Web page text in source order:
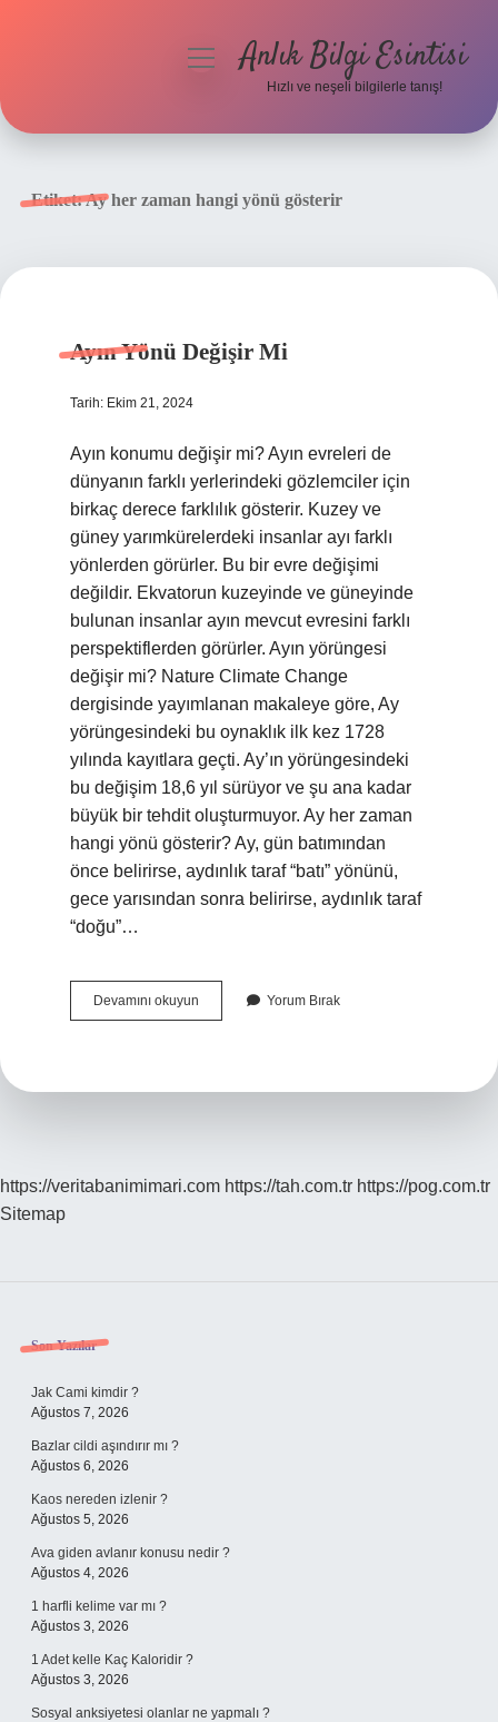
menüyüAnlık Bilgi Esintisi
Hızlı ve neşeli bilgilerle tanış!
Etiket:Ay her zaman hangi yönü gösterir
Ayın Yönü Değişir Mi
Tarih: Ekim 21, 2024
Ayın konumu değişir mi? Ayın evreleri de
dünyanın farklı yerlerindeki gözlemciler için
birkaç derece farklılık gösterir. Kuzey ve
güney yarımkürelerdeki insanlar ayı farklı
yönlerden görürler. Bu bir evre değişimi
değildir. Ekvatorun kuzeyinde ve güneyinde
bulunan insanlar ayın mevcut evresini farklı
perspektiflerden görürler. Ayın yörüngesi
değişir mi? Nature Climate Change
dergisinde yayımlanan makaleye göre, Ay
yörüngesindeki bu oynaklık ilk kez 1728
yılında kayıtlara geçti. Ay’ın yörüngesindeki
bu değişim 18,6 yıl sürüyor ve şu ana kadar
büyük bir tehdit oluşturmuyor. Ay her zaman
hangi yönü gösterir? Ay, gün batımından
önce belirirse, aydınlık taraf “batı” yönünü,
gece yarısından sonra belirirse, aydınlık taraf
“doğu”…
Devamını okuyun
Yönü
Yorum Bırak
https://veritabanimimari.com https://tah.com.tr https://pog.com.tr
Sitemap
Sidebar
Son Yazılar
Jak Cami kimdir ?
Ağustos 7, 2026
Bazlar cildi aşındırır mı ?
Ağustos 6, 2026
Kaos nereden izlenir ?
Ağustos 5, 2026
Ava giden avlanır konusu nedir ?
Ağustos 4, 2026
1 harfli kelime var mı ?
Ağustos 3, 2026
1 Adet kelle Kaç Kaloridir ?
Ağustos 3, 2026
Sosyal anksiyetesi olanlar ne yapmalı ?